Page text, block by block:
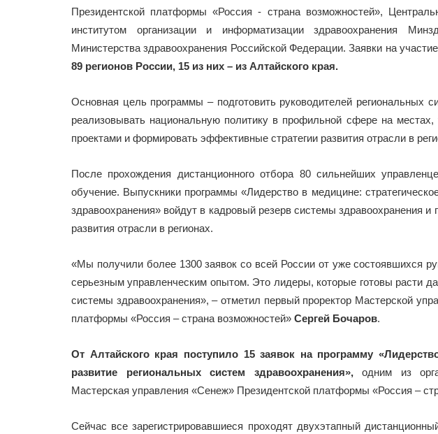
Президентской платформы «Россия - страна возможностей»,
институтом организации и информатизации здравоохранения
Министерства здравоохранения Российской Федерации. Заявки на
89 регионов России, 15 из них – из Алтайского края.
Основная цель программы – подготовить руководителей региональных
реализовывать национальную политику в профильной сфере на
проектами и формировать эффективные стратегии развития отрасли в
После прохождения дистанционного отбора 80 сильнейших
обучение. Выпускники программы «Лидерство в медицине:
здравоохранения» войдут в кадровый резерв системы здравоохранения и
развития отрасли в регионах.
«Мы получили более 1300 заявок со всей России от уже состоявшихся
серьезным управленческим опытом. Это лидеры, которые готовы расти
системы здравоохранения», – отметил первый проректор Мастерской
платформы «Россия – страна возможностей» Сергей Бочаров.
От Алтайского края поступило 15 заявок на программу
развитие региональных систем здравоохранения», одним из
Мастерская управления «Сенеж» Президентской платформы «Россия –
Сейчас все зарегистрировавшиеся проходят двухэтапный